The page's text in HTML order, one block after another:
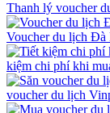
Thanh lý voucher
Voucher du lịch Đà
kiệm chi phí khi
voucher du lịch